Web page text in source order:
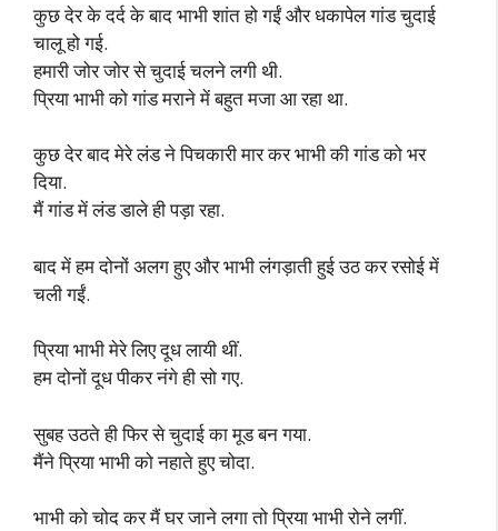
कुछ देर के दर्द के बाद भाभी शांत हो गईं और धकापेल गांड चुदाई
चालू हो गई.
हमारी जोर जोर से चुदाई चलने लगी थी.
प्रिया भाभी को गांड मराने में बहुत मजा आ रहा था.
कुछ देर बाद मेरे लंड ने पिचकारी मार कर भाभी की गांड को भर
दिया.
मैं गांड में लंड डाले ही पड़ा रहा.
बाद में हम दोनों अलग हुए और भाभी लंगड़ाती हुई उठ कर रसोई में
चली गईं.
प्रिया भाभी मेरे लिए दूध लायी थीं.
हम दोनों दूध पीकर नंगे ही सो गए.
सुबह उठते ही फिर से चुदाई का मूड बन गया.
मैंने प्रिया भाभी को नहाते हुए चोदा.
भाभी को चोद कर मैं घर जाने लगा तो प्रिया भाभी रोने लगीं.